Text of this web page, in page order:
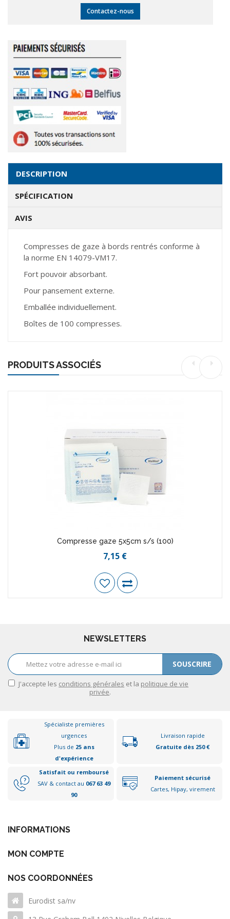
Contactez-nous
DESCRIPTION
SPÉCIFICATION
AVIS
Compresses de gaze à bords rentrés conforme à
la norme EN 14079-VM17.
Fort pouvoir absorbant.
Pour pansement externe.
Emballée individuellement.
Boîtes de 100 compresses.
PRODUITS ASSOCIÉS
Compresse gaze 5x5cm s/s (100)
7,15 €
NEWSLETTERS
SOUSCRIRE
J'accepte les conditions générales et la politique de vie
privée.
Spécialiste premières
urgences
Plus de 25 ans
d'expérience
Livraison rapide
Gratuite dès 250 €
Satisfait ou remboursé
SAV & contact au 067 63 49
90
Paiement sécurisé
Cartes, Hipay, virement
INFORMATIONS
MON COMPTE
NOS COORDONNÉES
Eurodist sa/nv